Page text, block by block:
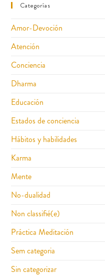
Categorías
Amor-Devoción
Atención
Conciencia
Dharma
Educación
Estados de conciencia
Hábitos y habilidades
Karma
Mente
No-dualidad
Non classifié(e)
Práctica Meditación
Sem categoria
Sin categorizar